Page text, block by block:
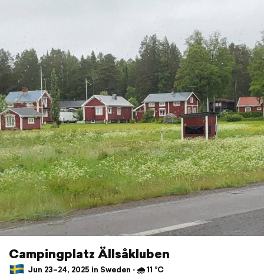
Campingplatz Ällsåkluben
Jun 23–24, 2025 in Sweden ⋅ 🌧 11 °C